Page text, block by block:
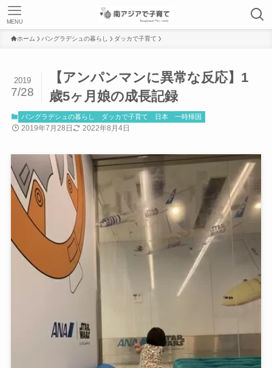
MENU
ホーム バングラデシュの暮らし ダッカで子育て
【アンパンマンに異常な反応】1
歳5ヶ月娘の成長記録
2019
7/28
バングラデシュの暮らし ダッカで子育て 日本 一時帰国
2019年7月28日 2022年8月4日